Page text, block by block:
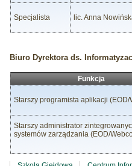
Specjalista lic. Anna
Biuro Dyrektora ds.
Funkcja
Starszy programista aplikacji (EOD/
Starszy administrator
systemów zarządzania (EOD/